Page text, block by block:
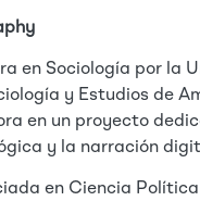
en Sociología por la
y Estudios de
en un proyecto
y la narración
en Ciencia